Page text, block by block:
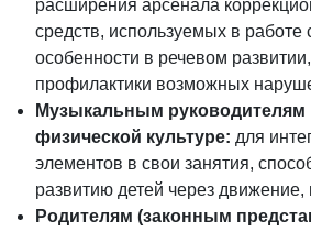
расширения арсенала
средств, используемых в
особенности в речевом
профилактики возможных
Музыкальным руководителям
физической культуре: для
элементов в свои занятия,
развитию детей через движение,
Родителям (законным